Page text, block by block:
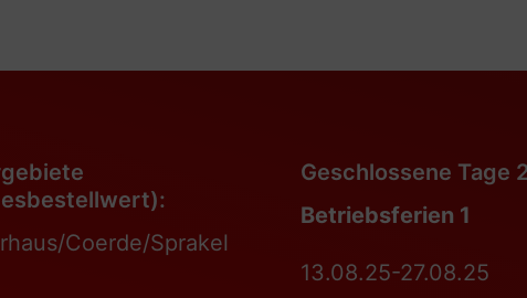
Coerde/Sprakel
Geschlossene Tage
Betriebsferien 1
13.08.25-27.08.25